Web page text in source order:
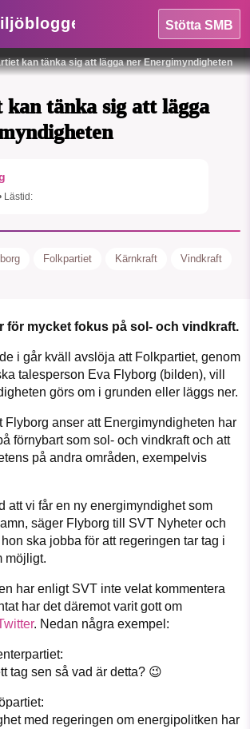
Stötta SMB
Instagram BlueSky
LinkedIn
kan tänka sig att lägga ner Energimyndigheten
tänka sig att lägga
Lästid:
Folkpartiet Kärnkraft Vindkraft
för mycket fokus på sol- och vindkraft.
i går kväll avslöja att Folkpartiet, genom
talesperson Eva Flyborg (bilden), vill
görs om i grunden eller läggs ner.
Flyborg anser att Energimyndigheten har
förnybart som sol- och vindkraft och att
på andra områden, exempelvis
att vi får en ny energimyndighet som
säger Flyborg till SVT Nyheter och
ska jobba för att regeringen tar tag i
möjligt.
har enligt SVT inte velat kommentera
har det däremot varit gott om
. Nedan några exempel:
tag sen så vad är detta? 😉
med regeringen om energipolitken har
för en hållbar framtid. Sedan
framåt genom
och granskningar. Nu
genom att swisha en slant till
1231368703